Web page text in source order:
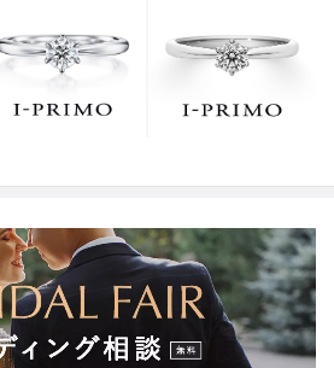
ります。リング選びの最初の一歩をご一
イプリモへ。